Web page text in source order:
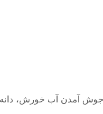
جوش آمدن آب خورش،